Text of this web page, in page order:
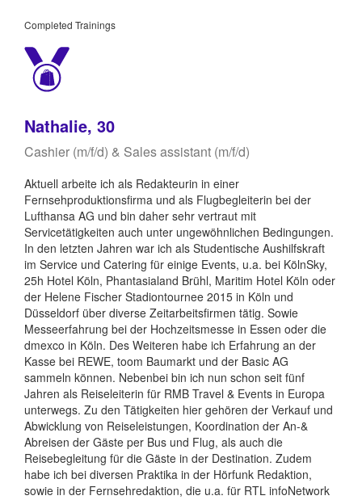
Completed Trainings
Nathalie, 30
Cashier (m/f/d) & Sales assistant (m/f/d)
Aktuell arbeite ich als Redakteurin in einer
Fernsehproduktionsfirma und als Flugbegleiterin bei der
Lufthansa AG und bin daher sehr vertraut mit
Servicetätigkeiten auch unter ungewöhnlichen Bedingungen.
In den letzten Jahren war ich als Studentische Aushilfskraft
im Service und Catering für einige Events, u.a. bei KölnSky,
25h Hotel Köln, Phantasialand Brühl, Maritim Hotel Köln oder
der Helene Fischer Stadiontournee 2015 in Köln und
Düsseldorf über diverse Zeitarbeitsfirmen tätig. Sowie
Messeerfahrung bei der Hochzeitsmesse in Essen oder die
dmexco in Köln. Des Weiteren habe ich Erfahrung an der
Kasse bei REWE, toom Baumarkt und der Basic AG
sammeln können. Nebenbei bin ich nun schon seit fünf
Jahren als Reiseleiterin für RMB Travel & Events in Europa
unterwegs. Zu den Tätigkeiten hier gehören der Verkauf und
Abwicklung von Reiseleistungen, Koordination der An-&
Abreisen der Gäste per Bus und Flug, als auch die
Reisebegleitung für die Gäste in der Destination. Zudem
habe ich bei diversen Praktika in der Hörfunk Redaktion,
sowie in der Fernsehredaktion, die u.a. für RTL infoNetwork